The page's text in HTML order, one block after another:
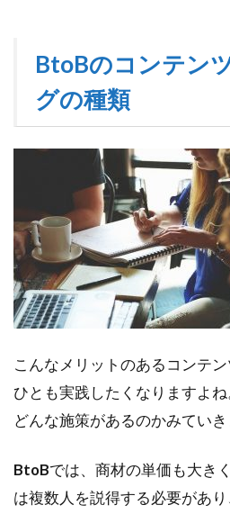
BtoBのコンテン
グの種類
こんなメリットのあるコンテ
ひとも実践したくなりますよ
どんな施策があるのかみていき
BtoBでは、商材の単価も大き
は複数人を説得する必要があ